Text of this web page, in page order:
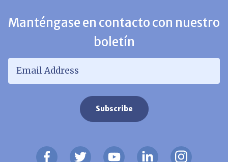
Manténgase en contacto con nuestro
boletín